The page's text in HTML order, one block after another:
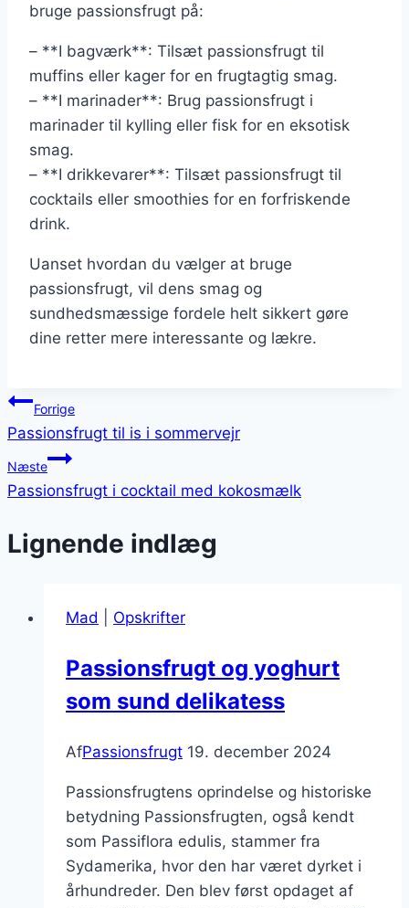
bruge passionsfrugt på:
– **I bagværk**: Tilsæt passionsfrugt til
muffins eller kager for en frugtagtig smag.
– **I marinader**: Brug passionsfrugt i
marinader til kylling eller fisk for en eksotisk
smag.
– **I drikkevarer**: Tilsæt passionsfrugt til
cocktails eller smoothies for en forfriskende
drink.
Uanset hvordan du vælger at bruge
passionsfrugt, vil dens smag og
sundhedsmæssige fordele helt sikkert gøre
dine retter mere interessante og lækre.
Indlægsnavigation
Forrige
Passionsfrugt til is i sommervejr
Næste
Passionsfrugt i cocktail med kokosmælk
Lignende indlæg
Mad Opskrifter
Passionsfrugt og yoghurt
som sund delikatess
AfPassionsfrugt 19. december 2024
Passionsfrugtens oprindelse og historiske
betydning Passionsfrugten, også kendt
som Passiflora edulis, stammer fra
Sydamerika, hvor den har været dyrket i
århundreder. Den blev først opdaget af